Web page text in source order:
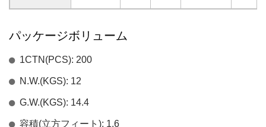
パッケージボリューム
1CTN(PCS): 200
N.W.(KGS): 12
G.W.(KGS): 14.4
容積(立方フィート): 1.6